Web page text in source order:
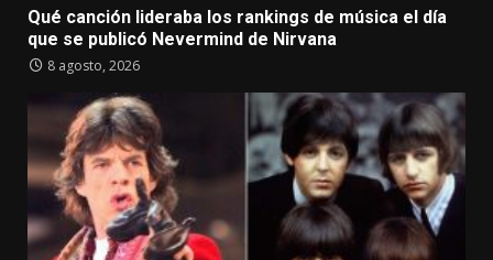
Qué canción lideraba los rankings de música el día
que se publicó Nevermind de Nirvana
8 agosto, 2026